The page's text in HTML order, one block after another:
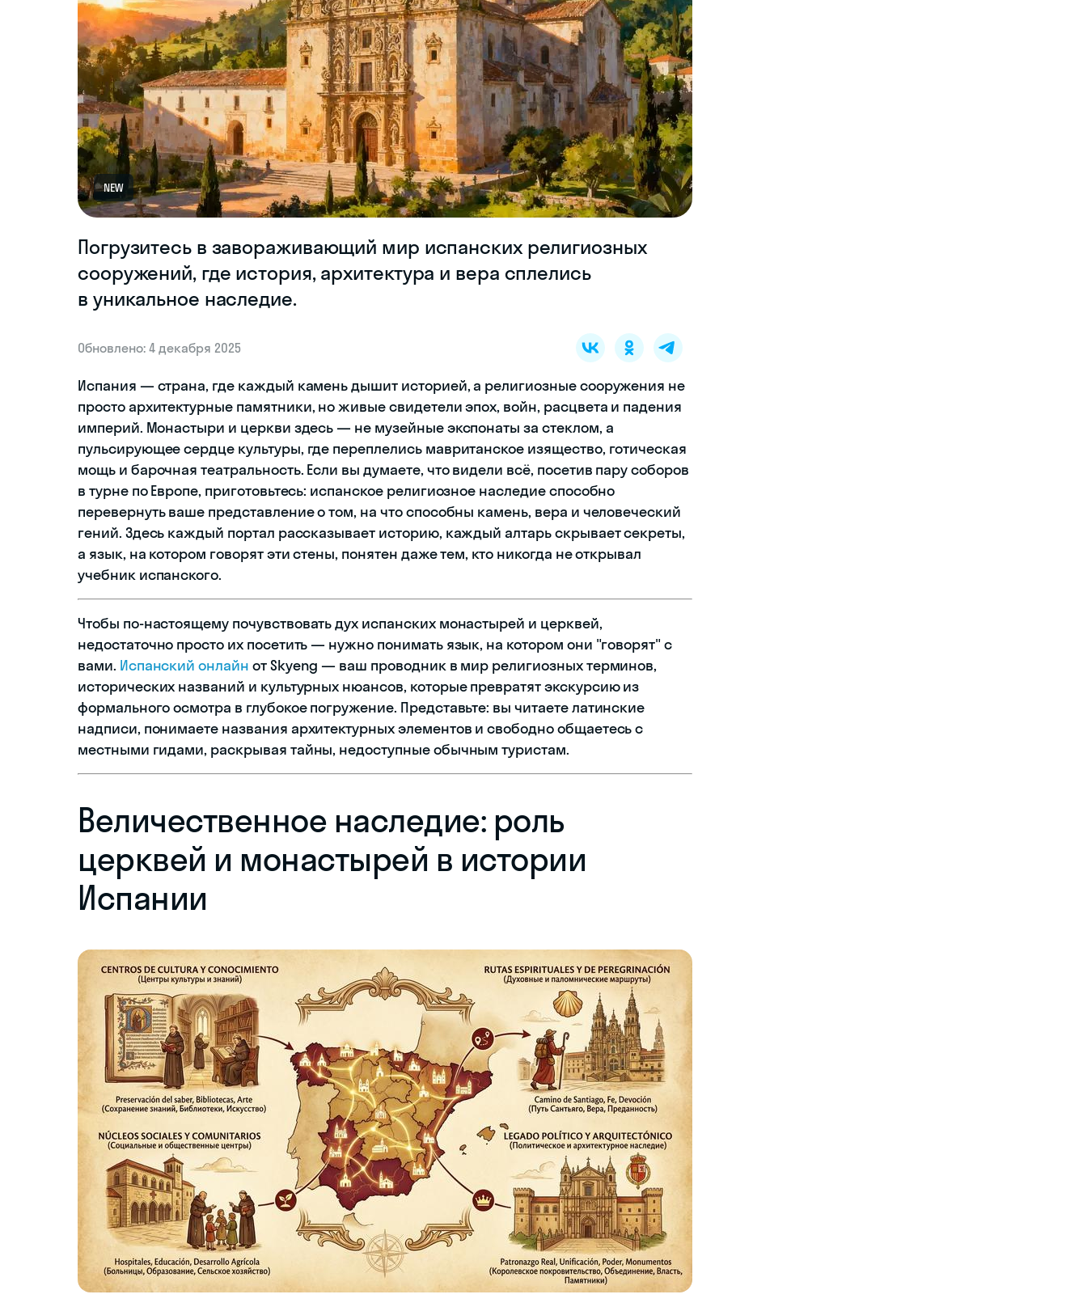
NEW
Погрузитесь в завораживающий мир испанских религиозных
сооружений, где история, архитектура и вера сплелись
в уникальное наследие.
Обновлено: 4 декабря 2025
Испания — страна, где каждый камень дышит историей, а религиозные сооружения не
просто архитектурные памятники, но живые свидетели эпох, войн, расцвета и падения
империй. Монастыри и церкви здесь — не музейные экспонаты за стеклом, а
пульсирующее сердце культуры, где переплелись мавританское изящество, готическая
мощь и барочная театральность. Если вы думаете, что видели всё, посетив пару соборов
в турне по Европе, приготовьтесь: испанское религиозное наследие способно
перевернуть ваше представление о том, на что способны камень, вера и человеческий
гений. Здесь каждый портал рассказывает историю, каждый алтарь скрывает секреты,
а язык, на котором говорят эти стены, понятен даже тем, кто никогда не открывал
учебник испанского.
Чтобы по-настоящему почувствовать дух испанских монастырей и церквей,
недостаточно просто их посетить — нужно понимать язык, на котором они "говорят" с
вами. Испанский онлайн от Skyeng — ваш проводник в мир религиозных терминов,
исторических названий и культурных нюансов, которые превратят экскурсию из
формального осмотра в глубокое погружение. Представьте: вы читаете латинские
надписи, понимаете названия архитектурных элементов и свободно общаетесь с
местными гидами, раскрывая тайны, недоступные обычным туристам.
Величественное наследие: роль
церквей и монастырей в истории
Испании